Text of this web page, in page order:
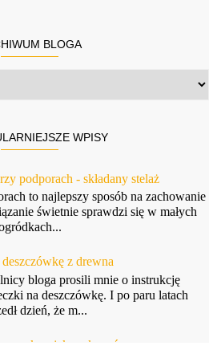
BLOGA
WPISY
podporach - składany stelaż
to najlepszy sposób na zachowanie
świetnie sprawdzi się w małych
z drewna
bloga prosili mnie o instrukcję
na deszczówkę. I po paru latach
dzień, że m...
groszku - jak wykonać